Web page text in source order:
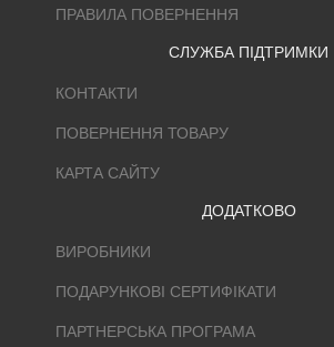
ПРАВИЛА ПОВЕРНЕННЯ
СЛУЖБА ПІДТРИМКИ
КОНТАКТИ
ПОВЕРНЕННЯ ТОВАРУ
КАРТА САЙТУ
ДОДАТКОВО
ВИРОБНИКИ
ПОДАРУНКОВІ СЕРТИФІКАТИ
ПАРТНЕРСЬКА ПРОГРАМА